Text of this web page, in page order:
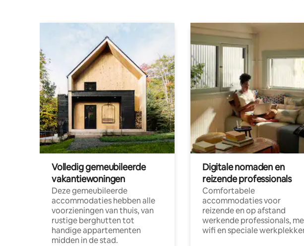
Volledig gemeubileerde
vakantiewoningen
Deze gemeubileerde
accommodaties hebben alle
voorzieningen van thuis, van
rustige berghutten tot
handige appartementen
midden in de stad.
Digitale nomaden en
reizende professionals
Comfortabele
accommodaties voor
reizende en op afstand
werkende professionals,
wifi en speciale